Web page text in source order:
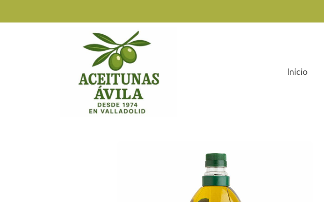
Inicio
Tienda Online Aceite de oliva virgen extra Ecológico – PET 2L